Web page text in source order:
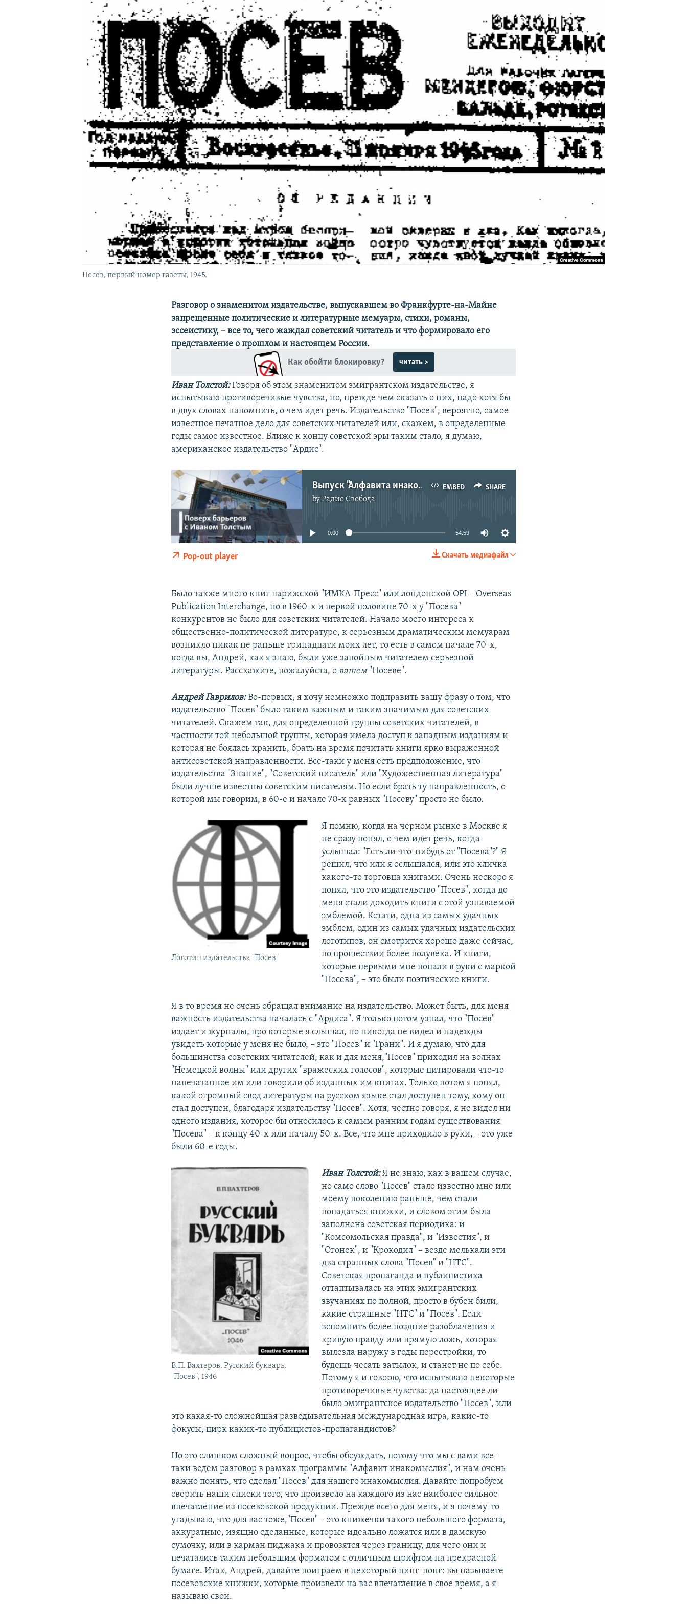
ПОДПИШИТЕСЬ НА РАССЫЛКУ
Посев, первый номер газеты, 1945.
Разговор о знаменитом издательстве, выпускавшем во Франкфурте-на-Майне
запрещенные политические и литературные мемуары, стихи, романы,
эссеистику, – все то, чего жаждал советский читатель и что формировало его
представление о прошлом и настоящем России.
Как обойти блокировку?
читать >
Иван Толстой:Говоря об этом знаменитом эмигрантском издательстве, я
испытываю противоречивые чувства, но, прежде чем сказать о них, надо хотя бы
в двух словах напомнить, о чем идет речь. Издательство "Посев", вероятно, самое
известное печатное дело для советских читателей или, скажем, в определенные
годы самое известное. Ближе к концу советской эры таким стало, я думаю,
американское издательство "Ардис".
EMBED SHARE
Выпуск "Алфавита инакомыслия" посвящен изд. "Посев", которое выпускало важнейшие книги писателей, поэтов, правозащитников, историков.
byРадио Свобода
SHARE
No media source currently available
0:00 54:59
Скачать медиафайл
Pop-out player
Было также много книг парижской "ИМКА-Пресс" или лондонской OPI – Overseas
Publication Interchange, но в 1960-х и первой половине 70-х у "Посева"
конкурентов не было для советских читателей. Начало моего интереса к
общественно-политической литературе, к серьезным драматическим мемуарам
возникло никак не раньше тринадцати моих лет, то есть в самом начале 70-х,
когда вы, Андрей, как я знаю, были уже запойным читателем серьезной
литературы. Расскажите, пожалуйста, овашем "Посеве".
Андрей Гаврилов:Во-первых, я хочу немножко подправить вашу фразу о том, что
издательство "Посев" было таким важным и таким значимым для советских
читателей. Скажем так, для определенной группы советских читателей, в
частности той небольшой группы, которая имела доступ к западным изданиям и
которая не боялась хранить, брать на время почитать книги ярко выраженной
антисоветской направленности. Все-таки у меня есть предположение, что
издательства "Знание", "Советский писатель" или "Художественная литература"
были лучше известны советским писателям. Но если брать ту направленность, о
которой мы говорим, в 60-е и начале 70-х равных "Посеву" просто не было.
Логотип издательства "Посев"
Я помню, когда на черном рынке в Москве я
не сразу понял, о чем идет речь, когда
услышал: "Есть ли что-нибудь от "Посева"?" Я
решил, что или я ослышался, или это кличка
какого-то торговца книгами. Очень нескоро я
понял, что это издательство "Посев", когда до
меня стали доходить книги с этой узнаваемой
эмблемой. Кстати, одна из самых удачных
эмблем, один из самых удачных издательских
логотипов, он смотрится хорошо даже сейчас,
по прошествии более полувека. И книги,
которые первыми мне попали в руки с маркой
"Посева", – это были поэтические книги.
Я в то время не очень обращал внимание на издательство. Может быть, для меня
важность издательства началась с "Ардиса". Я только потом узнал, что "Посев"
издает и журналы, про которые я слышал, но никогда не видел и надежды
увидеть которые у меня не было, – это "Посев" и "Грани". И я думаю, что для
большинства советских читателей, как и для меня,"Посев" приходил на волнах
"Немецкой волны" или других "вражеских голосов", которые цитировали что-то
напечатанное им или говорили об изданных им книгах. Только потом я понял,
какой огромный свод литературы на русском языке стал доступен тому, кому он
стал доступен, благодаря издательству "Посев". Хотя, честно говоря, я не видел ни
одного издания, которое бы относилось к самым ранним годам существования
"Посева" – к концу 40-х или началу 50-х. Все, что мне приходило в руки, – это уже
были 60-е годы.
В.П. Вахтеров. Русский букварь.
"Посев", 1946
Иван Толстой:Я не знаю, как в вашем случае,
но само слово "Посев" стало известно мне или
моему поколению раньше, чем стали
попадаться книжки, и словом этим была
заполнена советская периодика: и
"Комсомольская правда", и "Известия", и
"Огонек", и "Крокодил" – везде мелькали эти
два странных слова "Посев" и "НТС".
Советская пропаганда и публицистика
оттаптывалась на этих эмигрантских
звучаниях по полной, просто в бубен били,
какие страшные "НТС" и "Посев". Если
вспомнить более поздние разоблачения и
кривую правду или прямую ложь, которая
вылезла наружу в годы перестройки, то
будешь чесать затылок, и станет не по себе.
Потому я и говорю, что испытываю некоторые
противоречивые чувства: да настоящее ли
было эмигрантское издательство "Посев", или
это какая-то сложнейшая разведывательная международная игра, какие-то
фокусы, цирк каких-то публицистов-пропагандистов?
Но это слишком сложный вопрос, чтобы обсуждать, потому что мы с вами все-
таки ведем разговор в рамках программы "Алфавит инакомыслия", и нам очень
важно понять, что сделал "Посев" для нашего инакомыслия. Давайте попробуем
сверить наши списки того, что произвело на каждого из нас наиболее сильное
впечатление из посевовской продукции. Прежде всего для меня, и я почему-то
угадываю, что для вас тоже,"Посев" – это книжечки такого небольшого формата,
аккуратные, изящно сделанные, которые идеально ложатся или в дамскую
сумочку, или в карман пиджака и провозятся через границу, для чего они и
печатались таким небольшим форматом с отличным шрифтом на прекрасной
бумаге. Итак, Андрей, давайте поиграем в некоторый пинг-понг: вы называете
посевовские книжки, которые произвели на вас впечатление в свое время, а я
называю свои.